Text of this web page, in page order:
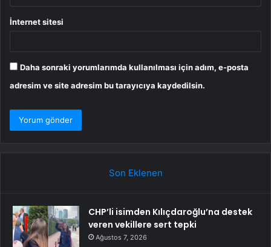
İnternet sitesi
Daha sonraki yorumlarımda kullanılması için adım, e-posta
adresim ve site adresim bu tarayıcıya kaydedilsin.
Son Eklenen
CHP’li isimden Kılıçdaroğlu’na destek
veren vekillere sert tepki
Ağustos 7, 2026